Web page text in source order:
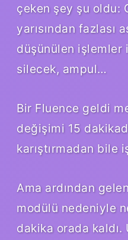
çeken şey şu oldu:
yarısından fazlası
düşünülen işlemler
silecek, ampul…
Bir Fluence geldi
değişimi 15
karıştırmadan bile
Ama ardından
modülü nedeniyle
dakika orada kaldı.